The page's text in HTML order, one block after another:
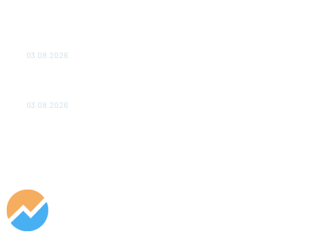
03.08.2026
03.08.2026